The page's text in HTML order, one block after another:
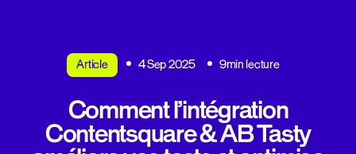
Article 4 Sep 2025 9min lecture
Comment l’intégration
Contentsquare & AB Tasty